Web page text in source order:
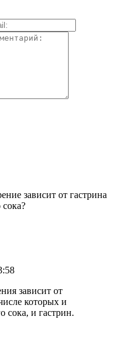
зависит от гастрина
зависит от
которых и
сока, и гастрин.